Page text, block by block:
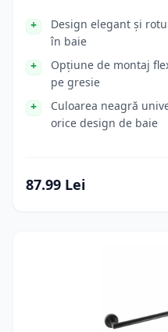
Design elegant și
în baie
Opțiune de montaj
pe gresie
Culoarea neagră
orice design de baie
87.99 Lei